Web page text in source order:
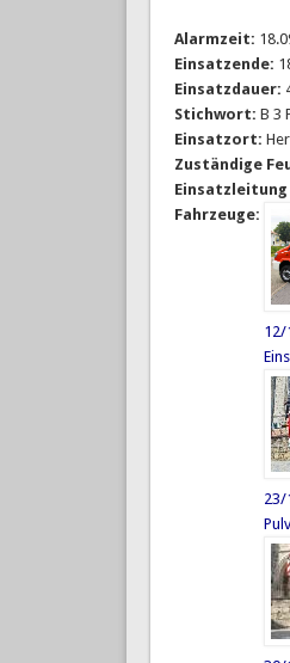
Alarmzeit:
Einsatzende:
Einsatzdauer:
Stichwort: B 3
Einsatzort:
Zuständige
Einsatzleitung
Fahrzeuge:
12/
23/